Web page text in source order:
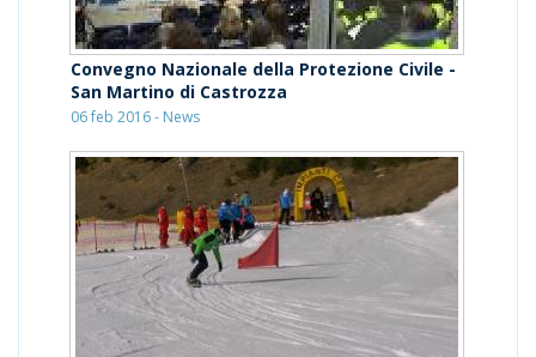
Convegno Nazionale della Protezione Civile -
San Martino di Castrozza
06 feb 2016 - News